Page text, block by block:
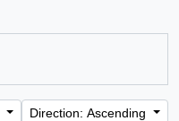
Direction: Ascending